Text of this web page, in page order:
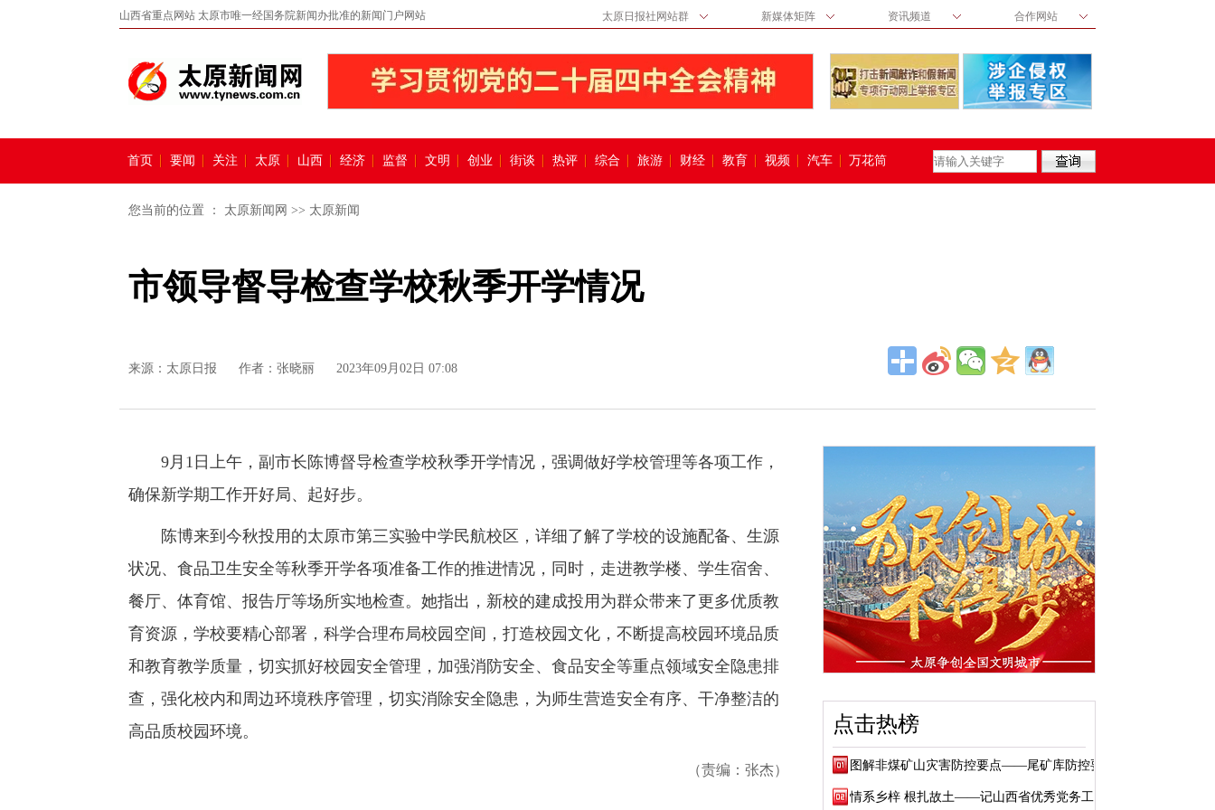
山西省重点网站 太原市唯一经国务院新闻办批准的新闻门户网站 太原日报社网站群 新媒体矩阵 资讯频道 合作网站
首页 要闻 关注 太原 山西 经济 监督 文明 创业 街谈 热评 综合 旅游 财经 教育 视频 汽车 万花筒
您当前的位置 ： 太原新闻网 >> 太原新闻
市领导督导检查学校秋季开学情况
来源： 太原日报 作者：张晓丽 2023年09月02日 07:08
9月1日上午，副市长陈博督导检查学校秋季开学情况，强调做好学校管理等各项工作，
确保新学期工作开好局、起好步。
陈博来到今秋投用的太原市第三实验中学民航校区，详细了解了学校的设施配备、生源
状况、食品卫生安全等秋季开学各项准备工作的推进情况，同时，走进教学楼、学生宿舍、
餐厅、体育馆、报告厅等场所实地检查。她指出，新校的建成投用为群众带来了更多优质教
育资源，学校要精心部署，科学合理布局校园空间，打造校园文化，不断提高校园环境品质
和教育教学质量，切实抓好校园安全管理，加强消防安全、食品安全等重点领域安全隐患排
查，强化校内和周边环境秩序管理，切实消除安全隐患，为师生营造安全有序、干净整洁的
高品质校园环境。
（责编：张杰）
点击热榜
图解非煤矿山灾害防控要点——尾矿库防控要点
情系乡梓 根扎故土——记山西省优秀党务工作...